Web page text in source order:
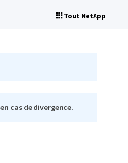
Tout NetApp
cas de divergence.